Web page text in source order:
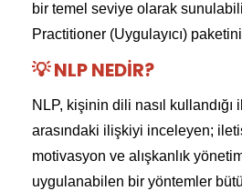
bir temel seviye olarak
Practitioner (Uygulayıcı) paketini
💡 NLP NEDIR?
NLP, kişinin dili nasıl
arasındaki ilişkiyi inceleyen;
motivasyon ve alışkanlık
uygulanabilen bir yöntemler